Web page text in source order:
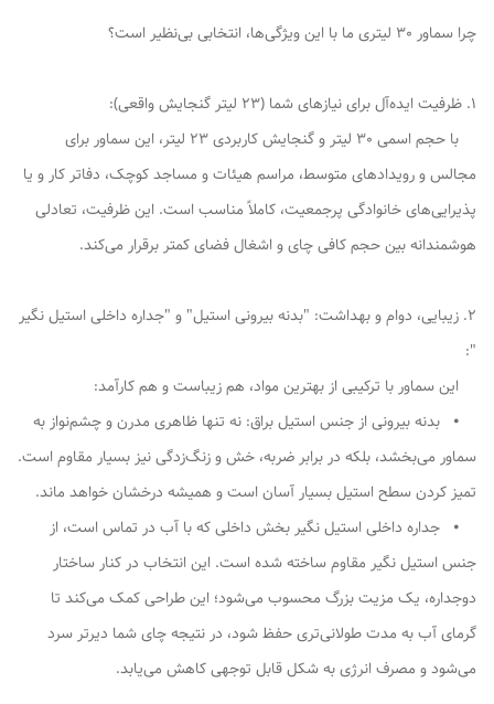
چرا سماور 30 لیتری ما با این ویژگی‌ها، انتخابی بی‌نظیر است؟
1. ظرفیت ایده‌آل برای نیازهای شما (23 لیتر گنجایش واقعی):
با حجم اسمی 30 لیتر و گنجایش کاربردی 23 لیتر، این سماور برای
مجالس و رویدادهای متوسط، مراسم هیئات و مساجد کوچک، دفاتر کار و یا
پذیرایی‌های خانوادگی پرجمعیت، کاملاً مناسب است. این ظرفیت، تعادلی
هوشمندانه بین حجم کافی چای و اشغال فضای کمتر برقرار می‌کند.
2. زیبایی، دوام و بهداشت: "بدنه بیرونی استیل" و "جداره داخلی استیل نگیر
":
این سماور با ترکیبی از بهترین مواد، هم زیباست و هم کارآمد:
⦁ بدنه بیرونی از جنس استیل براق: نه تنها ظاهری مدرن و چشم‌نواز به
سماور می‌بخشد، بلکه در برابر ضربه، خش و زنگ‌زدگی نیز بسیار مقاوم است.
تمیز کردن سطح استیل بسیار آسان است و همیشه درخشان خواهد ماند.
⦁ جداره داخلی استیل نگیر بخش داخلی که با آب در تماس است، از
جنس استیل نگیر مقاوم ساخته شده است. این انتخاب در کنار ساختار
دوجداره، یک مزیت بزرگ محسوب می‌شود؛ این طراحی کمک می‌کند تا
گرمای آب به مدت طولانی‌تری حفظ شود، در نتیجه چای شما دیرتر سرد
می‌شود و مصرف انرژی به شکل قابل توجهی کاهش می‌یابد.